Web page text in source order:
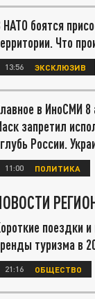
НАТО боятся
Что
13:56 ЭКСКЛЮЗИВ
в ИноСМИ 8
запретил
России.
11:00 ПОЛИТИКА
поездки
туризма в
21:16 ОБЩЕСТВО